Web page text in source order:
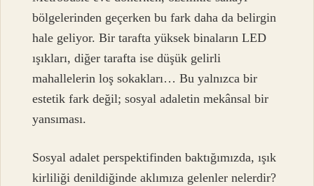
bölgelerinden geçerken bu fark daha da belirgin
hale geliyor. Bir tarafta yüksek binaların LED
ışıkları, diğer tarafta ise düşük gelirli
mahallelerin loş sokakları… Bu yalnızca bir
estetik fark değil; sosyal adaletin mekânsal bir
yansıması.
Sosyal adalet perspektifinden baktığımızda, ışık
kirliliği denildiğinde aklımıza gelenler nelerdir?